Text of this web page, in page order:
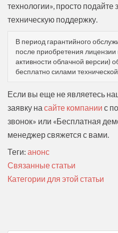
технологии», просто подайте
техническую поддержку.
В период гарантийного
после приобретения лицензии
активности облачной версии)
бесплатно силами
Если вы еще не являетесь
заявку на сайте компании с
звонок» или «Бесплатная
менеджер свяжется с вами.
Теги: анонс
Связанные статьи
Категории для этой статьи